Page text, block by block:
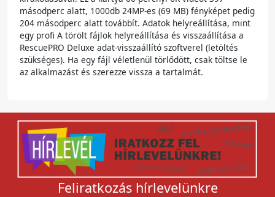
másodperc alatt, 1000db 24MP-es (69 MB) fényképet pedig
204 másodperc alatt továbbít. Adatok helyreállítása, mint
egy profi A törölt fájlok helyreállítása és visszaállítása a
RescuePRO Deluxe adat-visszaállító szoftverel (letöltés
szükséges). Ha egy fájl véletlenül törlődött, csak töltse le
az alkalmazást és szerezze vissza a tartalmát.
Feliratkozás hírlevelünkre